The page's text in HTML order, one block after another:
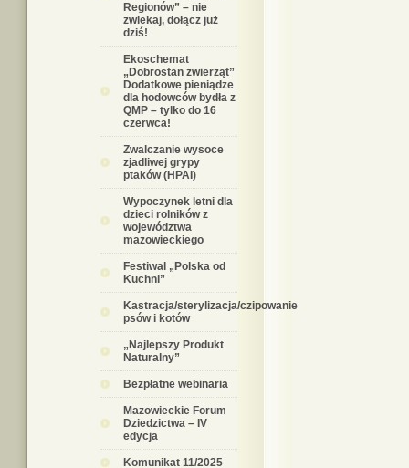
Regionów” – nie
zwlekaj, dołącz już
dziś!
Ekoschemat
„Dobrostan zwierząt”
Dodatkowe pieniądze
dla hodowców bydła z
QMP – tylko do 16
czerwca!
Zwalczanie wysoce
zjadliwej grypy
ptaków (HPAI)
Wypoczynek letni dla
dzieci rolników z
województwa
mazowieckiego
Festiwal „Polska od
Kuchni”
Kastracja/sterylizacja/czipowanie
psów i kotów
„Najlepszy Produkt
Naturalny”
Bezpłatne webinaria
Mazowieckie Forum
Dziedzictwa – IV
edycja
Komunikat 11/2025